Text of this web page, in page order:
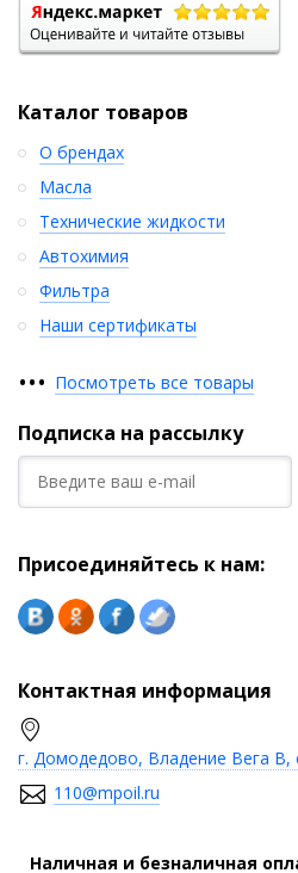
Каталог товаров
О брендах
Масла
Технические жидкости
Автохимия
Фильтра
Наши сертификаты
••• Посмотреть все товары
Подписка на рассылку
Присоединяйтесь к нам:
Контактная информация
г. Домодедово, Владение Вега В,
110@mpoil.ru
Наличная и безналичная